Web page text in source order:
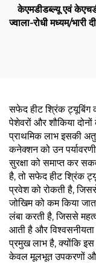
केएमडीडब्ल्यू एवं
ज्वाला-रोधी मध्यम/भारी
सफेद हीट श्रिंक ट्यूबिंग
पेशेवरों और शौकिया
प्राथमिक लाभ इसकी
कनेक्शन को उन
सुरक्षा को समाप्त कर
है, तो सफेद हीट श्रिंक
प्रवेश को रोकती है,
जोखिम को कम किया
लंबा करती है, जिससे
आती है और विश्वसनीयता
प्रमुख लाभ है, क्योंकि इस
केवल मूलभूत उपकरणों और